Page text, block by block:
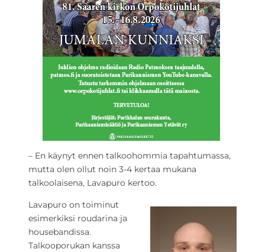
– En käynyt ennen talkoohommia tapahtumassa,
mutta olen ollut noin 3-4 kertaa mukana
talkoolaisena, Lavapuro kertoo.
Lavapuro on toiminut
esimerkiksi roudarina ja
housebandissa.
Talkooporukan kanssa